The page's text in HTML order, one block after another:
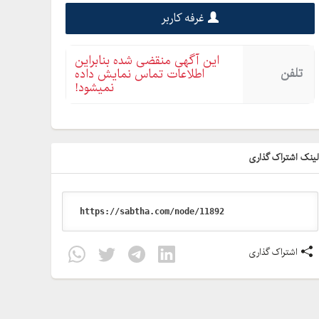
غرفه کاربر
تلفن
این آگهی منقضی شده بنابراین
اطلاعات تماس نمایش داده
نمیشود!
اشتراک گذاری
اشتراک گذاری